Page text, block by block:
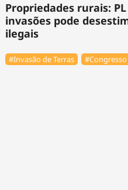
Propriedades rurais:
invasões pode
ilegais
#Invasão de Terras